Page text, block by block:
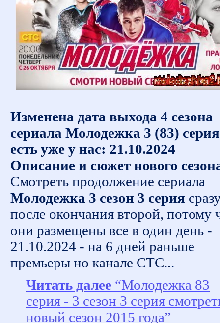
Изменена дата выхода 4 сезона
сериала Молодежка 3 (83) серия
есть уже у нас: 21.10.2024
Описание и сюжет нового
Смотреть продолжение сериала
Молодежка 3 сезон 3 серия
после окончания второй, потому
они размещены все в один день -
21.10.2024 - на 6 дней раньше
премьеры но канале СТС...
Читать далее “Молодежка 83
серия - 3 сезон 3 серия
новый сезон 2015 года”